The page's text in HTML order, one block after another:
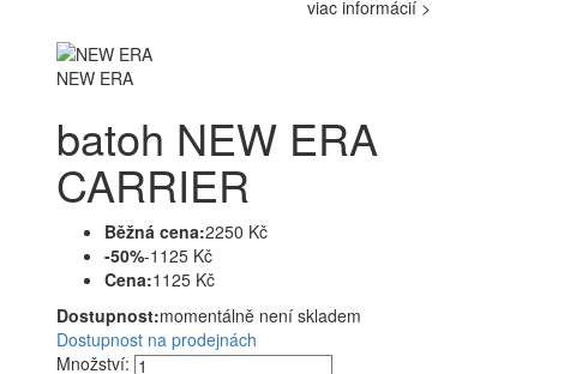
NEW ERA
batoh NEW ERA
CARRIER
Běžná cena:2250 Kč
-50%-1125 Kč
Cena:1125 Kč
Dostupnost:momentálně není skladem
Dostupnost na prodejnách
Množství:
viac informácií >